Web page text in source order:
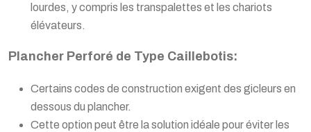
lourdes, y compris les transpalettes et les chariots
élévateurs.
Plancher Perforé de Type Caillebotis:
Certains codes de construction exigent des gicleurs en
dessous du plancher.
Cette option peut être la solution idéale pour éviter les